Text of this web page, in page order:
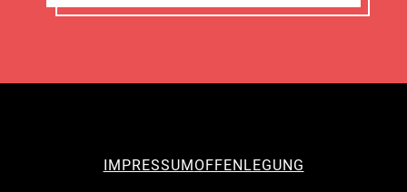
IMPRESSUMOFFENLEGUNG